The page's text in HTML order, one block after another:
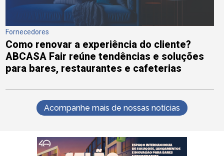
Fornecedores
Como renovar a experiência do cliente?
ABCASA Fair reúne tendências e soluções
para bares, restaurantes e cafeterias
Acompanhe mais de nossas notícias